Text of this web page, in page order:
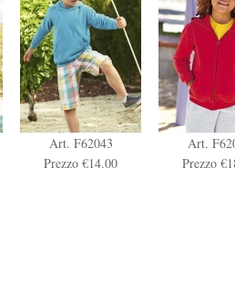
Art. F62043
Prezzo €14.00
Art.
Prezzo